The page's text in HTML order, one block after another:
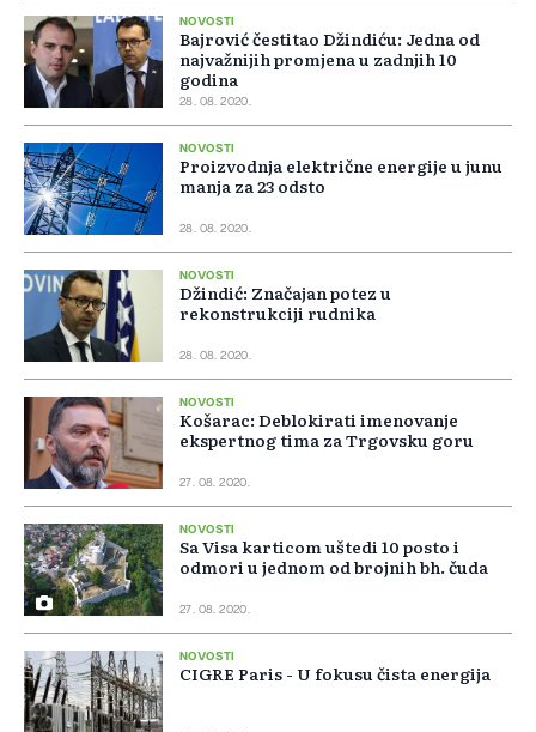
NOVOSTI
Bajrović čestitao Džindiću: Jedna od
najvažnijih promjena u zadnjih 10
godina
28. 08. 2020.
NOVOSTI
Proizvodnja električne energije u junu
manja za 23 odsto
28. 08. 2020.
NOVOSTI
Džindić: Značajan potez u
rekonstrukciji rudnika
28. 08. 2020.
NOVOSTI
Košarac: Deblokirati imenovanje
ekspertnog tima za Trgovsku goru
27. 08. 2020.
NOVOSTI
Sa Visa karticom uštedi 10 posto i
odmori u jednom od brojnih bh. čuda
27. 08. 2020.
NOVOSTI
CIGRE Paris - U fokusu čista energija